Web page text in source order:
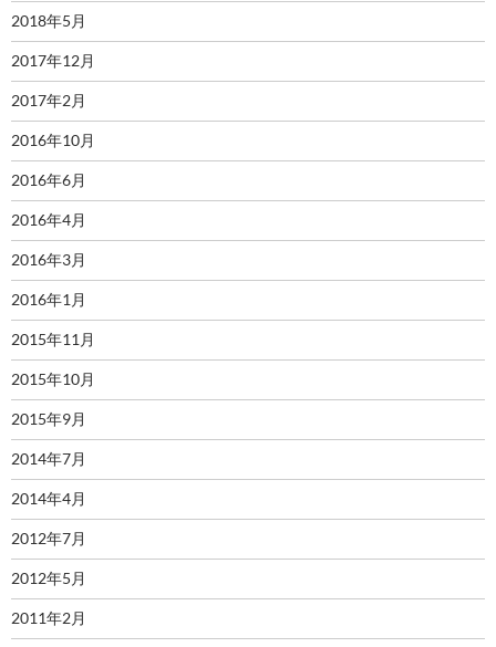
2018年5月
2017年12月
2017年2月
2016年10月
2016年6月
2016年4月
2016年3月
2016年1月
2015年11月
2015年10月
2015年9月
2014年7月
2014年4月
2012年7月
2012年5月
2011年2月